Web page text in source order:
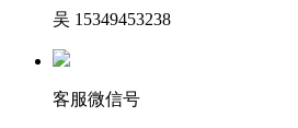
吴 15349453238
客服微信号